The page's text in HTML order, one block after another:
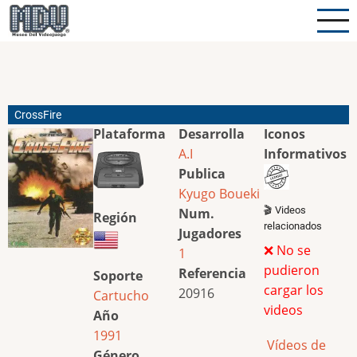
Pasar
al
CrossFire
Plataforma
Región
Soporte
Cartucho
Año
1991
Desarrolla
A.I
Publica
Kyugo Boueki
Num.
Jugadores
1
Referencia
20916
Iconos
Informativos
🎬 Videos
relacionados
❌ No se
pudieron
cargar los
videos
Vídeos de